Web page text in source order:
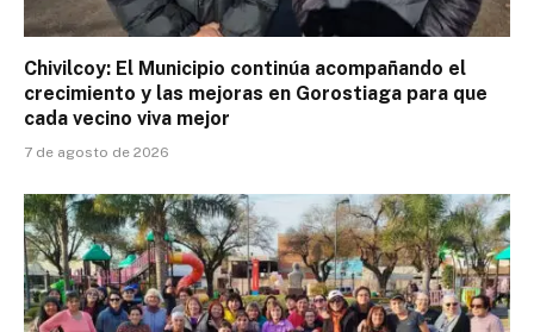
Chivilcoy: El Municipio continúa acompañando el
crecimiento y las mejoras en Gorostiaga para que
cada vecino viva mejor
7 de agosto de 2026